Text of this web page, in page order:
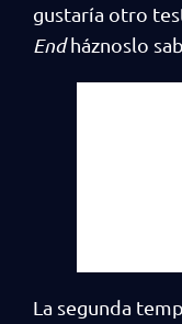
gustaría otro
Endháznoslo
La segunda